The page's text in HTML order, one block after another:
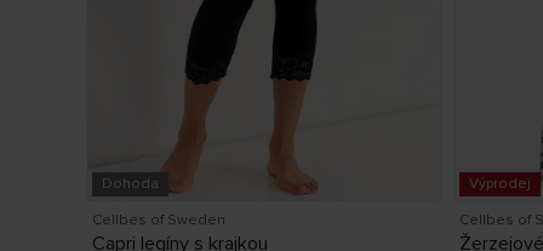
Dohoda
Cellbes of Sweden
Capri legíny s krajkou
Výprodej
Cellbes of